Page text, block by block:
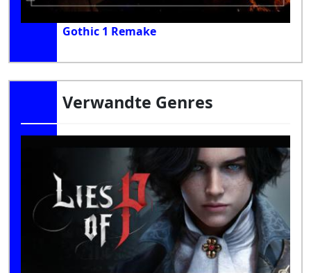
Gothic 1 Remake
Verwandte Genres